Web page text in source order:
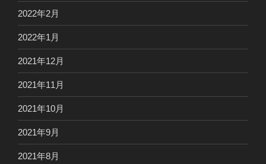
2022年2月
2022年1月
2021年12月
2021年11月
2021年10月
2021年9月
2021年8月